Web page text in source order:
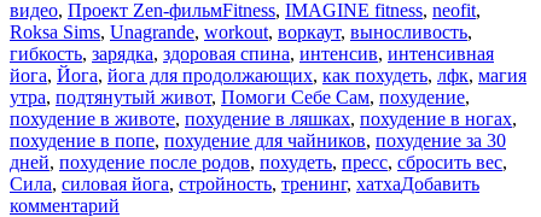
видео, Проект Zen-фильмМетки
Fitness, IMAGINE fitness, neofit,
Roksa Sims, Unagrande, workout, воркаут, выносливость,
гибкость, зарядка, здоровая спина, интенсив, интенсивная
йога, Йога, йога для продолжающих, как похудеть, лфк, магия
утра, подтянутый живот, Помоги Себе Сам, похудение,
похудение в животе, похудение в ляшках, похудение в ногах,
похудение в попе, похудение для чайников, похудение за 30
дней, похудение после родов, похудеть, пресс, сбросить вес,
Сила, силовая йога, стройность, тренинг, хатхаДобавить
комментарий